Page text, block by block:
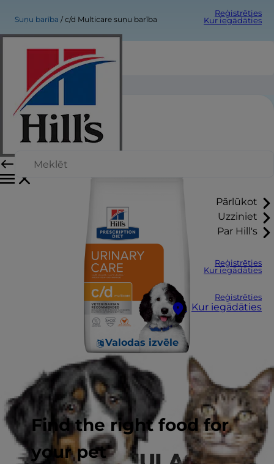
Reģistrēties
Kur iegādāties
Pārlūkot
Uzziniet
Par Hill's
Reģistrēties
Kur iegādāties
Reģistrēties
Kur iegādāties
Valodas izvēle
Find the right food for
your pet
Suņu barība c/d Multicare suņu barība
c/d Multicare suņu barība